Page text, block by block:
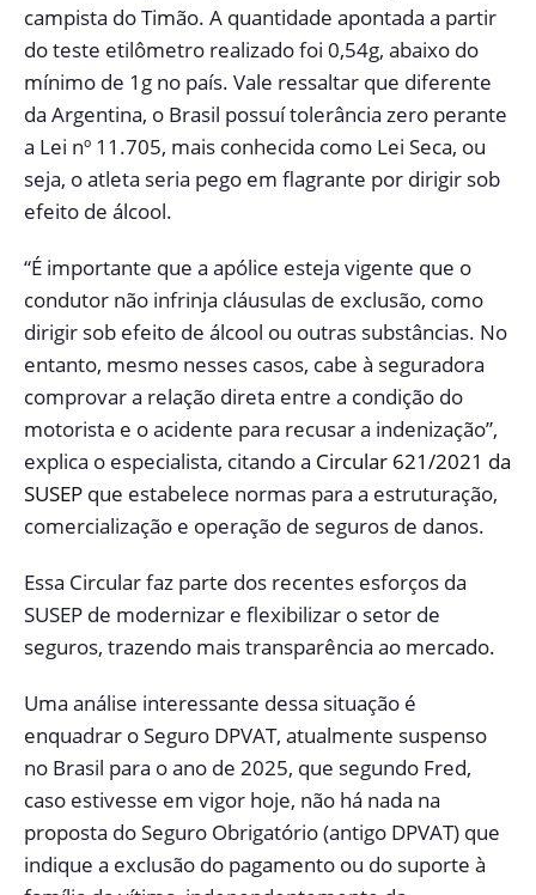
campista do Timão. A quantidade apontada a partir
do teste etilômetro realizado foi 0,54g, abaixo do
mínimo de 1g no país. Vale ressaltar que diferente
da Argentina, o Brasil possuí tolerância zero perante
a Lei nº 11.705, mais conhecida como Lei Seca, ou
seja, o atleta seria pego em flagrante por dirigir sob
efeito de álcool.
“É importante que a apólice esteja vigente que o
condutor não infrinja cláusulas de exclusão, como
dirigir sob efeito de álcool ou outras substâncias. No
entanto, mesmo nesses casos, cabe à seguradora
comprovar a relação direta entre a condição do
motorista e o acidente para recusar a indenização”,
explica o especialista, citando a Circular 621/2021 da
SUSEP que estabelece normas para a estruturação,
comercialização e operação de seguros de danos.
Essa Circular faz parte dos recentes esforços da
SUSEP de modernizar e flexibilizar o setor de
seguros, trazendo mais transparência ao mercado.
Uma análise interessante dessa situação é
enquadrar o Seguro DPVAT, atualmente suspenso
no Brasil para o ano de 2025, que segundo Fred,
caso estivesse em vigor hoje, não há nada na
proposta do Seguro Obrigatório (antigo DPVAT) que
indique a exclusão do pagamento ou do suporte à